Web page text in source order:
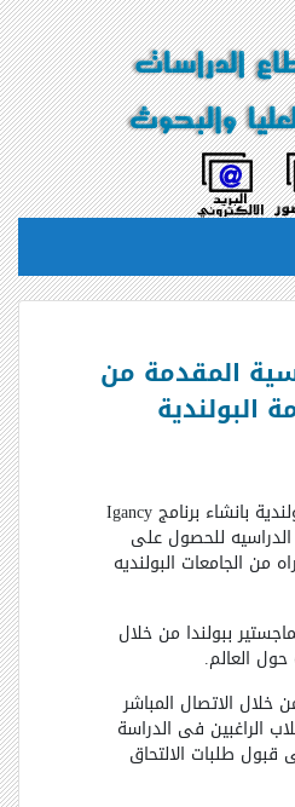
المقدمة من
البولندية
بانشاء برنامجIgancy
الدراسيه للحصول على
من الجامعات البولنديه
ببولندا من خلال
حول العالم.
خلال الاتصال المباشر
الراغبين فى الدراسة
قبول طلبات الالتحاق